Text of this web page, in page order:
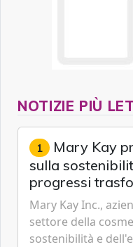
NOTIZIE PIÙ
1 Mary Kay
sulla
progressi
livello globale
economica e
Mary Kay Inc.,
settore della
sostenibilità e